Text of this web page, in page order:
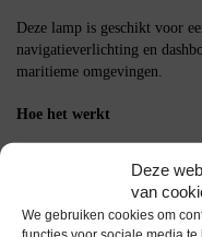
Deze
van
We gebruiken cookies om
Deze lamp is geschikt voor
navigatieverlichting en
maritieme omgevingen.
Hoe het werkt
energie naar licht, waarbij
installatie in compatibele